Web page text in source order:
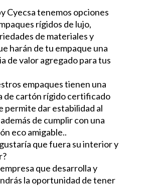
Cyecsa tenemos opciones
rígidos de lujo,
de materiales y
harán de tu empaque una
de valor agregado para tus
empaques tienen una
de cartón rígido certificado
permite dar estabilidad al
de cumplir con una
eco amigable..
que fuera su interior y
que desarrolla y
la oportunidad de tener